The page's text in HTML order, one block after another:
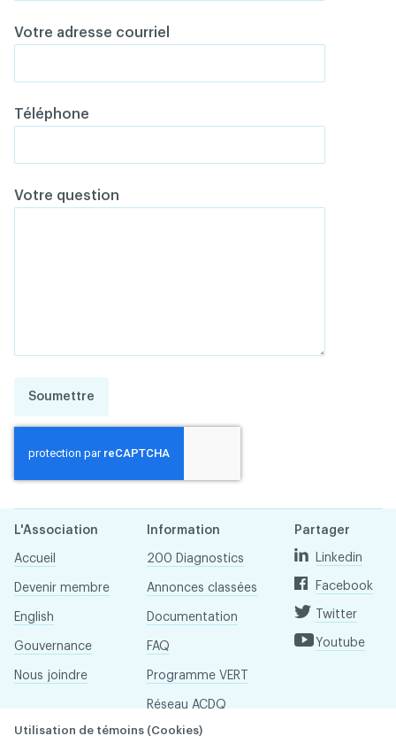
Votre adresse courriel
Téléphone
Votre question
Soumettre
L'Association
Accueil
Devenir membre
English
Gouvernance
Nous joindre
Information
200 Diagnostics
Annonces classées
Documentation
FAQ
Programme VERT
Réseau ACDQ
Partager
Linkedin
Facebook
Twitter
Youtube
Utilisation de témoins (Cookies)